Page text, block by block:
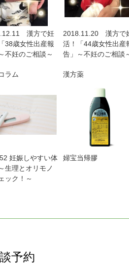
漢方で妊
38歳女性出産報
不妊のご相談～
2018.11.20 漢方で
活！「44歳女性出産
告」～不妊のご相談
ラム
妊娠しやすい体
生理とオリモノ
ック！～
漢方薬
婦宝当帰膠
予約